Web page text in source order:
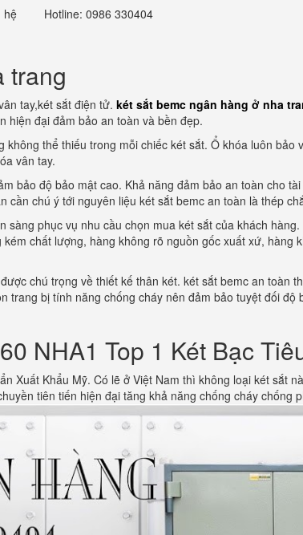
hệ Hotline: 0986 330404
trang
tay,két sắt điện tử. két sắt bemc ngân hàng ở nha
hiện đại đảm bảo an toàn và bền đẹp.
không thể thiếu trong mỗi chiếc két sắt. Ổ khóa luôn
vân tay.
bảo độ bảo mật cao. Khả năng đảm bảo an toàn cho
cần chú ý tới nguyên liệu két sắt bemc an toàn là thép
phục vụ nhu cầu chọn mua két sắt của khách hàng.
chất lượng, hàng không rõ nguồn gốc xuất xứ, hàng
chú trọng về thiết kế thân két. két sắt bemc an toàn
trang bị tính năng chống cháy nên đảm bảo tuyệt đối
NHA1 Top 1 Két Bạc
Xuất Khẩu Mỹ. Có lẽ ở Việt Nam thì không loại két sắt
tiên tiến hiện đại tăng khả năng chống cháy chống